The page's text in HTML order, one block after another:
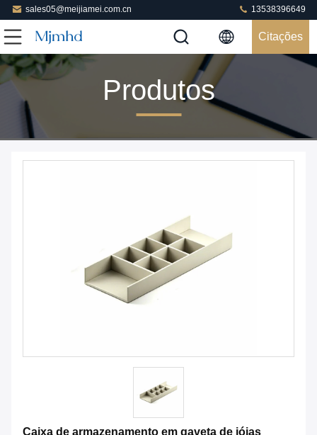
sales05@meijiamei.com.cn 13538396649
Citações
Produtos
Caixa de armazenamento em gaveta de jóias